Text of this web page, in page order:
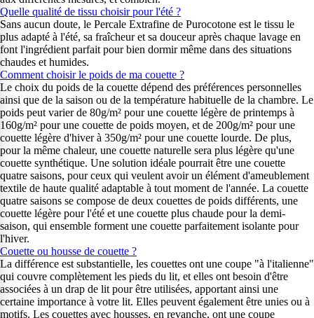
Quelle qualité de tissu choisir pour l'été ?
Sans aucun doute, le Percale Extrafine de Purocotone est le tissu le
plus adapté à l'été, sa fraîcheur et sa douceur après chaque lavage en
font l'ingrédient parfait pour bien dormir même dans des situations
chaudes et humides.
Comment choisir le poids de ma couette ?
Le choix du poids de la couette dépend des préférences personnelles
ainsi que de la saison ou de la température habituelle de la chambre. Le
poids peut varier de 80g/m² pour une couette légère de printemps à
160g/m² pour une couette de poids moyen, et de 200g/m² pour une
couette légère d'hiver à 350g/m² pour une couette lourde. De plus,
pour la même chaleur, une couette naturelle sera plus légère qu'une
couette synthétique. Une solution idéale pourrait être une couette
quatre saisons, pour ceux qui veulent avoir un élément d'ameublement
textile de haute qualité adaptable à tout moment de l'année. La couette
quatre saisons se compose de deux couettes de poids différents, une
couette légère pour l'été et une couette plus chaude pour la demi-
saison, qui ensemble forment une couette parfaitement isolante pour
l'hiver.
Couette ou housse de couette ?
La différence est substantielle, les couettes ont une coupe "à l'italienne"
qui couvre complètement les pieds du lit, et elles ont besoin d'être
associées à un drap de lit pour être utilisées, apportant ainsi une
certaine importance à votre lit. Elles peuvent également être unies ou à
motifs. Les couettes avec housses, en revanche, ont une coupe